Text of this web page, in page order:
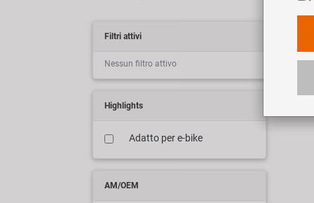
Filtri attivi
Nessun filtro attivo
Highlights
Adatto per e-bike
AM/OEM